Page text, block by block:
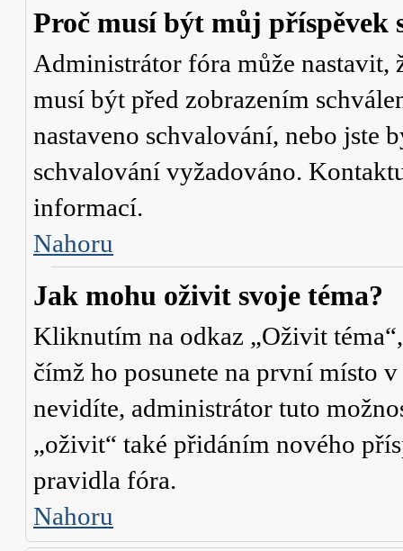
Proč musí být můj příspěvek
Administrátor fóra může nastavit,
musí být před zobrazením
nastaveno schvalování, nebo jste
schvalování vyžadováno.
informací.
Nahoru
Jak mohu oživit svoje téma?
Kliknutím na odkaz „Oživit
čímž ho posunete na první místo
nevidíte, administrátor tuto
„oživit“ také přidáním nového
pravidla fóra.
Nahoru